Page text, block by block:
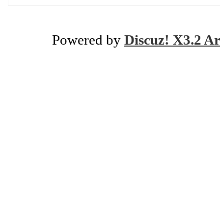
Powered by Discuz! X3.2